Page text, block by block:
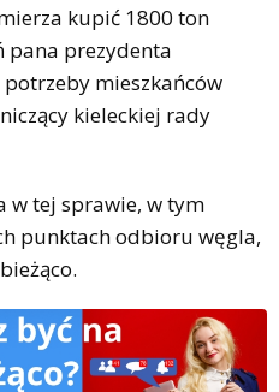
kupić 1800 ton
pana prezydenta
mieszkańców
kieleckiej rady
w tej sprawie, w tym
punktach odbioru węgla,